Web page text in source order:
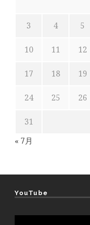
3 4 5
10 11 12
17 18 19
24 25 26
31
« 7月
YouTube